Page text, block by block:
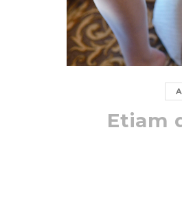
Etiam